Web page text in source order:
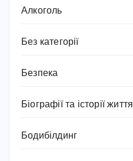
Алкоголь
Без категорії
Безпека
Біографії та історії життя
Бодибілдинг